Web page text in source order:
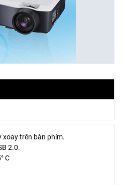
xoay trên bàn phím.
2.0.
C